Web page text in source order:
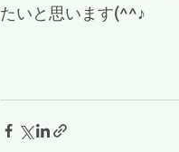
たいと思います(^^♪